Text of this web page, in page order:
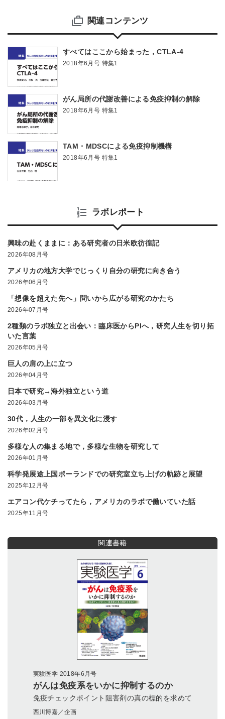
関連コンテンツ
すべてはここから始まった，CTLA-4
2018年6月号 特集1
がん局所の代謝改善による免疫抑制の解除
2018年6月号 特集1
TAM・MDSCによる免疫抑制機構
2018年6月号 特集1
ラボレポート
興味の赴くままに：ある研究者の日米欧彷徨記
2026年08月号
アメリカの地方大学でじっくり自分の研究に向き合う
2026年06月号
「想像を超えた先へ」問いから広がる研究のかたち
2026年07月号
2種類のラボ独立と出会い：臨床医からPIへ，研究人生を切り拓
いた言葉
2026年05月号
巨人の肩の上に立つ
2026年04月号
日本で研究→海外独立という道
2026年03月号
30代，人生の一部を異文化に浸す
2026年02月号
多様な人の集まる地で，多様な生物を研究して
2026年01月号
科学発展途上国ポーランドでの研究室立ち上げの軌跡と展望
2025年12月号
エアコン代ケチってたら，アメリカのラボで働いていた話
2025年11月号
関連書籍
実験医学 2018年6月号
がんは免疫系をいかに抑制するのか
免疫チェックポイント阻害剤の真の標的を求めて
西川博嘉／企画